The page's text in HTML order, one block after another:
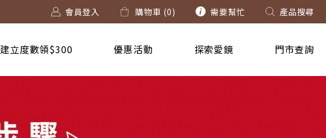
會員登入 購物車 (0) 需要幫忙 產品搜尋
建立度數領$300 優惠活動 探索愛鏡 門市查詢